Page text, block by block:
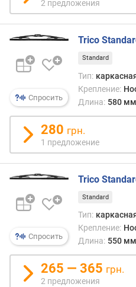
е
в
ы
к
д
р
и
м
о
д
о
о
г
х
2 предложения
Спросить
Trico
Standard
Тип:
Крепление:
Длина: 580 мм
280 грн.
1 предложение
Спросить
Trico
Standard
Тип:
Крепление:
Длина: 550 мм
265 — 365 грн.
2 предложения